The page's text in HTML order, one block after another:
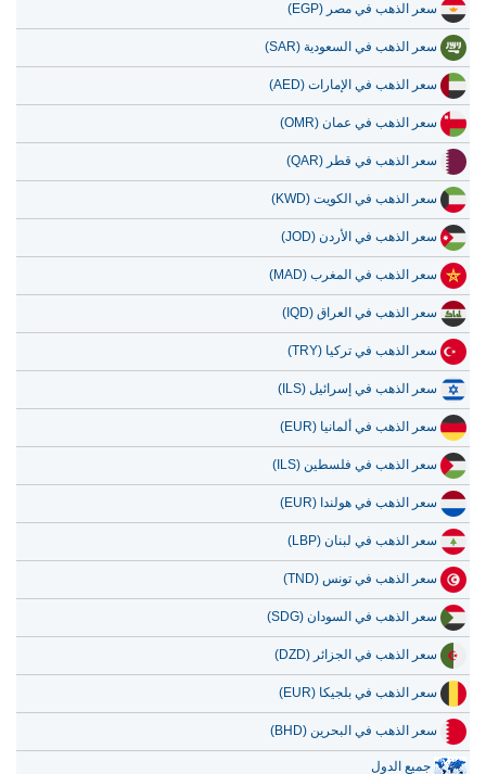
سعر الذهب في مصر (EGP)
سعر الذهب في السعودية (SAR)
سعر الذهب في الإمارات (AED)
سعر الذهب في عمان (OMR)
سعر الذهب في قطر (QAR)
سعر الذهب في الكويت (KWD)
سعر الذهب في الأردن (JOD)
سعر الذهب في المغرب (MAD)
سعر الذهب في العراق (IQD)
سعر الذهب في تركيا (TRY)
سعر الذهب في إسرائيل (ILS)
سعر الذهب في ألمانيا (EUR)
سعر الذهب في فلسطين (ILS)
سعر الذهب في هولندا (EUR)
سعر الذهب في لبنان (LBP)
سعر الذهب في تونس (TND)
سعر الذهب في السودان (SDG)
سعر الذهب في الجزائر (DZD)
سعر الذهب في بلجيكا (EUR)
سعر الذهب في البحرين (BHD)
جميع الدول